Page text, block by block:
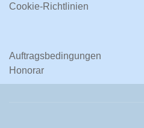
Cookie-Richtlinien
Auftragsbedingungen
Honorar